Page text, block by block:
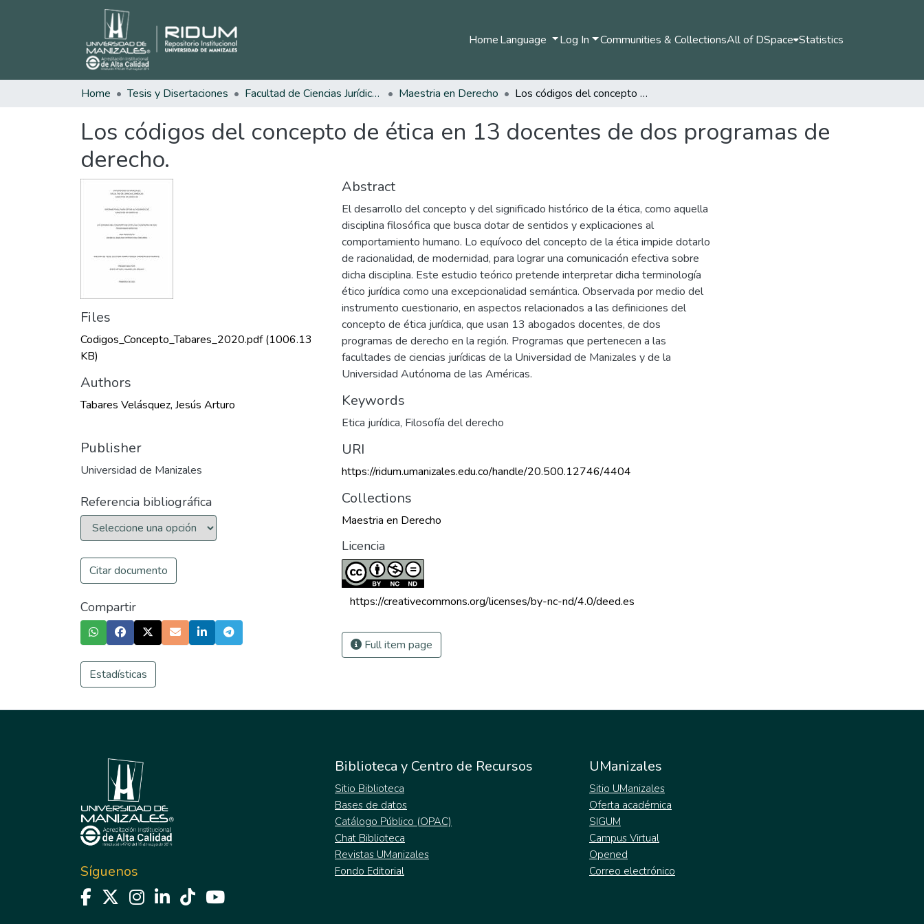
HomeLanguage Log In Communities & CollectionsAll of DSpace Statistics
Home Tesis y Disertaciones Facultad de Ciencias Jurídicas Maestria en Derecho Los códigos del concepto de ética en 13 docentes de dos programas de derecho.
Los códigos del concepto de ética en 13 docentes de dos programas de
derecho.
Files
Codigos_Concepto_Tabares_2020.pdf(1006.13
KB)
Authors
Tabares Velásquez, Jesús Arturo
Publisher
Universidad de Manizales
Referencia bibliográfica
Citar documento
Compartir
Estadísticas
Abstract
El desarrollo del concepto y del significado histórico de la ética, como aquella
disciplina filosófica que busca dotar de sentidos y explicaciones al
comportamiento humano. Lo equívoco del concepto de la ética impide dotarlo
de racionalidad, de modernidad, para lograr una comunicación efectiva sobre
dicha disciplina. Este estudio teórico pretende interpretar dicha terminología
ético jurídica como una excepcionalidad semántica. Observada por medio del
instrumento cuestionario, en aspectos relacionados a las definiciones del
concepto de ética jurídica, que usan 13 abogados docentes, de dos
programas de derecho en la región. Programas que pertenecen a las
facultades de ciencias jurídicas de la Universidad de Manizales y de la
Universidad Autónoma de las Américas.
Keywords
Etica jurídica, Filosofía del derecho
URI
https://ridum.umanizales.edu.co/handle/20.500.12746/4404
Collections
Maestria en Derecho
Licencia
https://creativecommons.org/licenses/by-nc-nd/4.0/deed.es
Full item page
Síguenos
Biblioteca y Centro de Recursos
Sitio Biblioteca
Bases de datos
Catálogo Público (OPAC)
Chat Biblioteca
Revistas UManizales
Fondo Editorial
UManizales
Sitio UManizales
Oferta académica
SIGUM
Campus Virtual
Opened
Correo electrónico